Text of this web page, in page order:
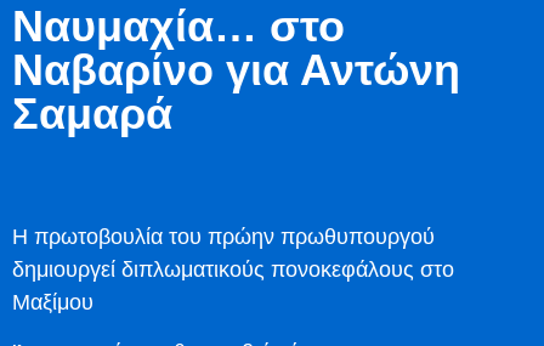
Ναυμαχία… στο
Ναβαρίνο για Αντώνη
Σαμαρά
Η πρωτοβουλία του πρώην πρωθυπουργού
δημιουργεί διπλωματικούς πονοκεφάλους στο
Μαξίμου